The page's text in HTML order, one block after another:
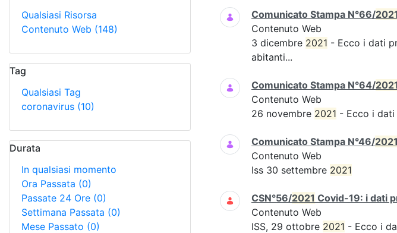
Qualsiasi Risorsa
Contenuto Web (148)
Tag
Qualsiasi Tag
coronavirus (10)
Durata
In qualsiasi momento
Ora Passata (0)
Passate 24 Ore (0)
Settimana Passata (0)
Mese Passato (0)
Ricerca
Comunicato Stampa N°66/2021
Contenuto Web
3 dicembre 2021 - Ecco i dati
abitanti...
Comunicato Stampa N°64/2021
Contenuto Web
26 novembre 2021 - Ecco i dati
Comunicato Stampa N°46/2021
Contenuto Web
Iss 30 settembre 2021
CSN°56/2021 Covid-19: i dati
Contenuto Web
ISS, 29 ottobre 2021 - Ecco i